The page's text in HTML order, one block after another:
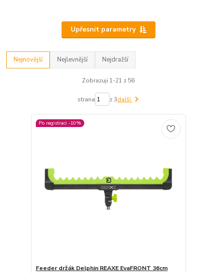
Upřesnit parametry
Nejnovější Nejlevnější Nejdražší
Zobrazuji 1-21 z 56
strana z 3další
Po registraci -10%
Feeder držák Delphin REAXE EvaFRONT 36cm